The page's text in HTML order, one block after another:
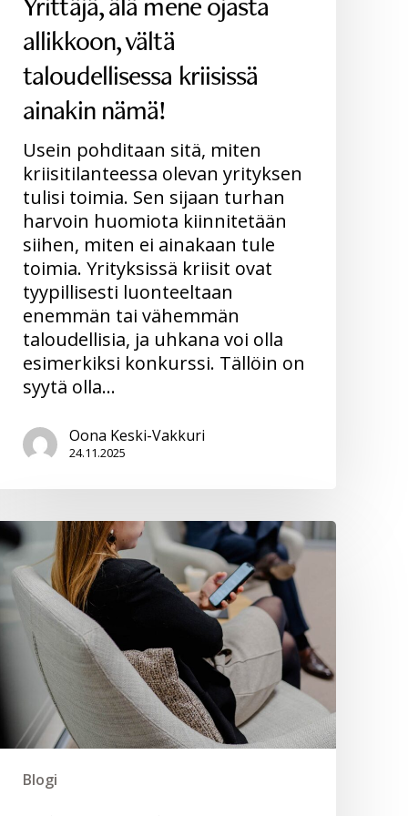
allikkoon, vältä
taloudellisessa kriisissä
ainakin nämä!
Usein pohditaan sitä, miten
kriisitilanteessa olevan yrityksen
tulisi toimia. Sen sijaan turhan
harvoin huomiota kiinnitetään
siihen, miten ei ainakaan tule
toimia. Yrityksissä kriisit ovat
tyypillisesti luonteeltaan
enemmän tai vähemmän
taloudellisia, ja uhkana voi olla
esimerkiksi konkurssi. Tällöin on
syytä olla…
Oona Keski-Vakkuri
24.11.2025
älykäs
harhaanjohtava
asiantuntija?
Blogi